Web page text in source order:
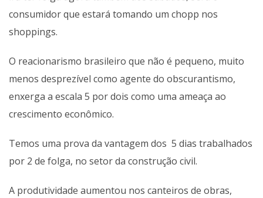
consumidor que estará tomando um chopp nos
shoppings.
O reacionarismo brasileiro que não é pequeno, muito
menos desprezível como agente do obscurantismo,
enxerga a escala 5 por dois como uma ameaça ao
crescimento econômico.
Temos uma prova da vantagem dos 5 dias trabalhados
por 2 de folga, no setor da construção civil.
A produtividade aumentou nos canteiros de obras,